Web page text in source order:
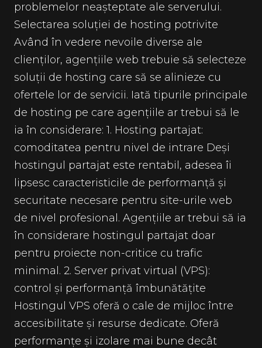
problemelor neașteptate ale serverului.
Selectarea soluției de hosting potrivite
Având în vedere nevoile diverse ale
clienților, agențiile web trebuie să selecteze
soluții de hosting care să se alinieze cu
ofertele lor de servicii. Iată tipurile principale
de hosting pe care agențiile ar trebui să le
ia în considerare: 1. Hosting partajat:
comoditatea pentru nivel de intrare Deși
hostingul partajat este rentabil, adesea îi
lipsesc caracteristicile de performanță și
securitate necesare pentru site-urile web
de nivel profesional. Agențiile ar trebui să ia
în considerare hostingul partajat doar
pentru proiecte non-critice cu trafic
minimal. 2. Server privat virtual (VPS):
control și performanță îmbunătățite
Hostingul VPS oferă o cale de mijloc între
accesibilitate și resurse dedicate. Oferă
performanțe și izolare mai bune decât